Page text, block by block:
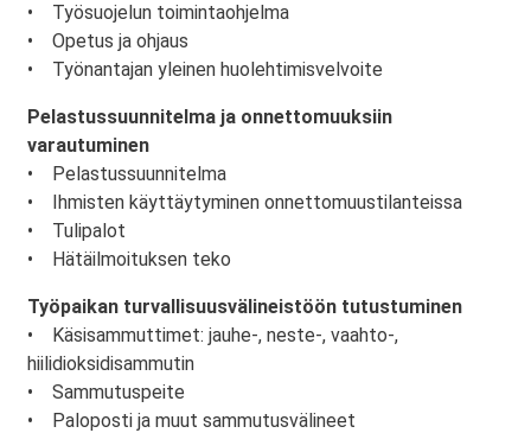
• Työsuojelun toimintaohjelma
• Opetus ja ohjaus
• Työnantajan yleinen huolehtimisvelvoite
Pelastussuunnitelma ja onnettomuuksiin
varautuminen
• Pelastussuunnitelma
• Ihmisten käyttäytyminen onnettomuustilanteissa
• Tulipalot
• Hätäilmoituksen teko
Työpaikan turvallisuusvälineistöön tutustuminen
• Käsisammuttimet: jauhe-, neste-, vaahto-,
hiilidioksidisammutin
• Sammutuspeite
• Paloposti ja muut sammutusvälineet